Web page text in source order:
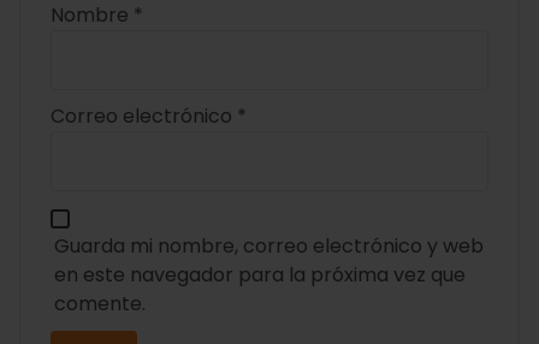
Nombre *
Correo electrónico *
Guarda mi nombre, correo electrónico y web
en este navegador para la próxima vez que
comente.